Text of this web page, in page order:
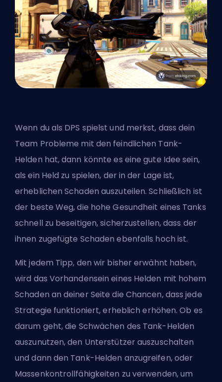
Wenn du als DPS spielst und merkst, dass dein
Team Probleme mit den feindlichen Tank-
Helden hat, dann könnte es eine gute Idee sein,
als ein Held zu spielen, der in der Lage ist,
erheblichen Schaden auszuteilen. Schließlich ist
der beste Weg, die hohe Gesundheit eines Tanks
schnell zu beseitigen, sicherzustellen, dass der
ihnen zugefügte Schaden ebenfalls hoch ist.
Mit jedem Tipp, den wir bisher erwähnt haben,
wird das Vorhandensein eines Helden mit hohem
Schaden an deiner Seite die Chancen, dass jede
Strategie funktioniert, erheblich erhöhen. Ob es
darum geht, die Schwächen des Tank-Helden
auszunutzen, den Unterstützer auszuschalten
und dann den Tank-Helden anzugreifen, oder
Massenkontrollfähigkeiten zu verwenden, um